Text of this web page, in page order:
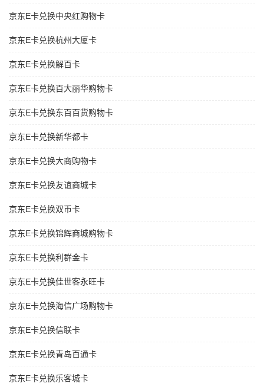
京东E卡兑换中央红购物卡
京东E卡兑换杭州大厦卡
京东E卡兑换解百卡
京东E卡兑换百大丽华购物卡
京东E卡兑换东百百货购物卡
京东E卡兑换新华都卡
京东E卡兑换大商购物卡
京东E卡兑换友谊商城卡
京东E卡兑换双币卡
京东E卡兑换锦辉商城购物卡
京东E卡兑换利群金卡
京东E卡兑换佳世客永旺卡
京东E卡兑换海信广场购物卡
京东E卡兑换信联卡
京东E卡兑换青岛百通卡
京东E卡兑换乐客城卡